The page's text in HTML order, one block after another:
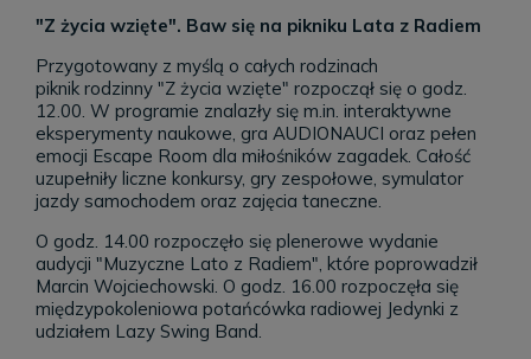
"Z życia wzięte". Baw się na pikniku Lata z Radiem
Przygotowany z myślą o całych rodzinach
piknik rodzinny "Z życia wzięte" rozpoczął się o godz.
12.00. W programie znalazły się m.in. interaktywne
eksperymenty naukowe, gra AUDIONAUCI oraz pełen
emocji Escape Room dla miłośników zagadek. Całość
uzupełniły liczne konkursy, gry zespołowe, symulator
jazdy samochodem oraz zajęcia taneczne.
O godz. 14.00 rozpoczęło się plenerowe wydanie
audycji "Muzyczne Lato z Radiem", które poprowadził
Marcin Wojciechowski. O godz. 16.00 rozpoczęła się
międzypokoleniowa potańcówka radiowej Jedynki z
udziałem Lazy Swing Band.